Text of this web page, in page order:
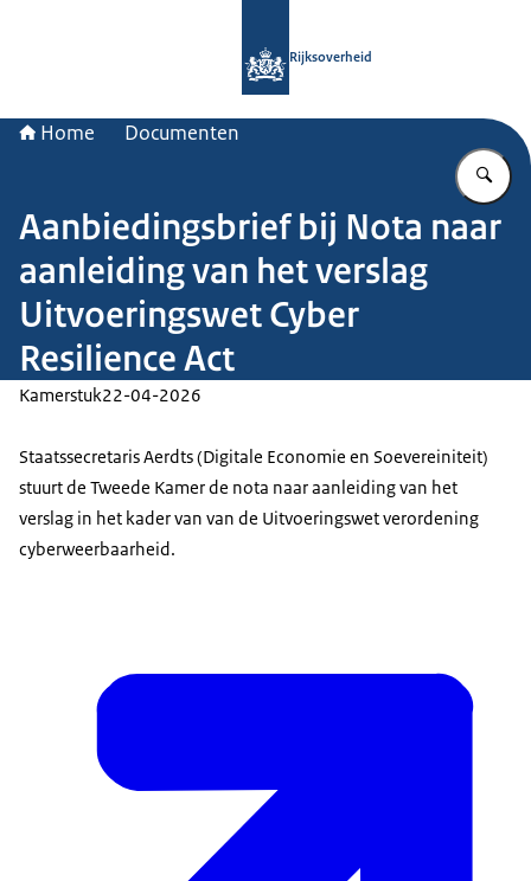
Rijksoverheid
Home Documenten
Aanbiedingsbrief bij Nota naar
aanleiding van het verslag
Uitvoeringswet Cyber
Resilience Act
Kamerstuk22-04-2026
Staatssecretaris Aerdts (Digitale Economie en Soevereiniteit)
stuurt de Tweede Kamer de nota naar aanleiding van het
verslag in het kader van van de Uitvoeringswet verordening
cyberweerbaarheid.